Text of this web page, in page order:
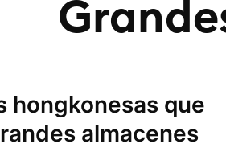
almacenes